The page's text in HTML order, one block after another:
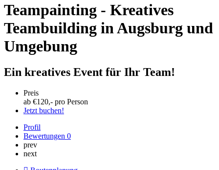
Teampainting - Kreatives
Teambuilding in Augsburg und
Umgebung
Ein kreatives Event für Ihr Team!
Preis
ab €120,- pro Person
Jetzt buchen!
Profil
Bewertungen 0
prev
next